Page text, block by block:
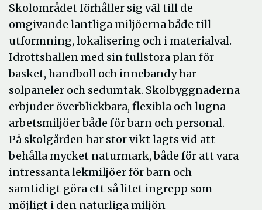
Skolområdet förhåller sig väl till de
omgivande lantliga miljöerna både till
utformning, lokalisering och i materialval.
Idrottshallen med sin fullstora plan för
basket, handboll och innebandy har
solpaneler och sedumtak. Skolbyggnaderna
erbjuder överblickbara, flexibla och lugna
arbetsmiljöer både för barn och personal.
På skolgården har stor vikt lagts vid att
behålla mycket naturmark, både för att vara
intressanta lekmiljöer för barn och
samtidigt göra ett så litet ingrepp som
möjligt i den naturliga miljön